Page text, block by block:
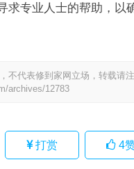
求专业人士的帮助，以
不代表修到家网立场，转载请注
archives/12783
打赏 4